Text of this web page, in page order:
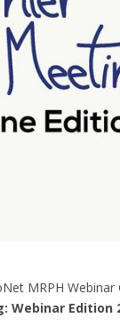
MRPH
Webinar Edition